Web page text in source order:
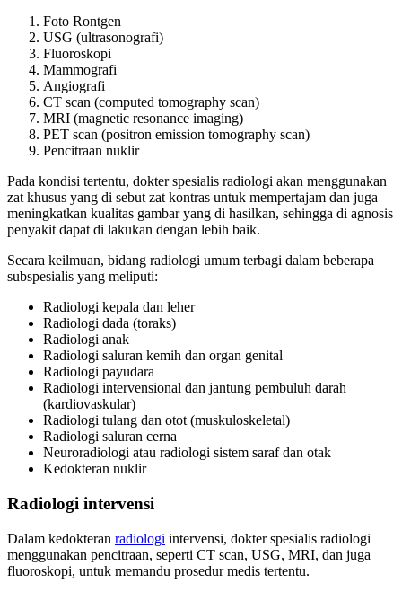
Foto Rontgen
USG (ultrasonografi)
Fluoroskopi
Mammografi
Angiografi
CT scan (computed tomography scan)
MRI (magnetic resonance imaging)
PET scan (positron emission tomography scan)
Pencitraan nuklir
Pada kondisi tertentu, dokter spesialis radiologi akan menggunakan
zat khusus yang di sebut zat kontras untuk mempertajam dan juga
meningkatkan kualitas gambar yang di hasilkan, sehingga di agnosis
penyakit dapat di lakukan dengan lebih baik.
Secara keilmuan, bidang radiologi umum terbagi dalam beberapa
subspesialis yang meliputi:
Radiologi kepala dan leher
Radiologi dada (toraks)
Radiologi anak
Radiologi saluran kemih dan organ genital
Radiologi payudara
Radiologi intervensional dan jantung pembuluh darah
(kardiovaskular)
Radiologi tulang dan otot (muskuloskeletal)
Radiologi saluran cerna
Neuroradiologi atau radiologi sistem saraf dan otak
Kedokteran nuklir
Radiologi intervensi
Dalam kedokteran radiologi intervensi, dokter spesialis radiologi
menggunakan pencitraan, seperti CT scan, USG, MRI, dan juga
fluoroskopi, untuk memandu prosedur medis tertentu.